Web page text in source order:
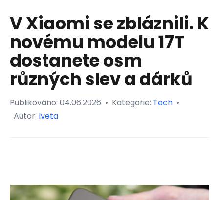
V Xiaomi se zbláznili. K
novému modelu 17T
dostanete osm
různých slev a dárků
Publikováno: 04.06.2026 • Kategorie: Tech •
Autor: Iveta